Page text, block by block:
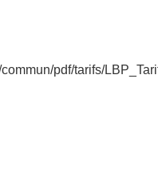
pdf/tarifs/